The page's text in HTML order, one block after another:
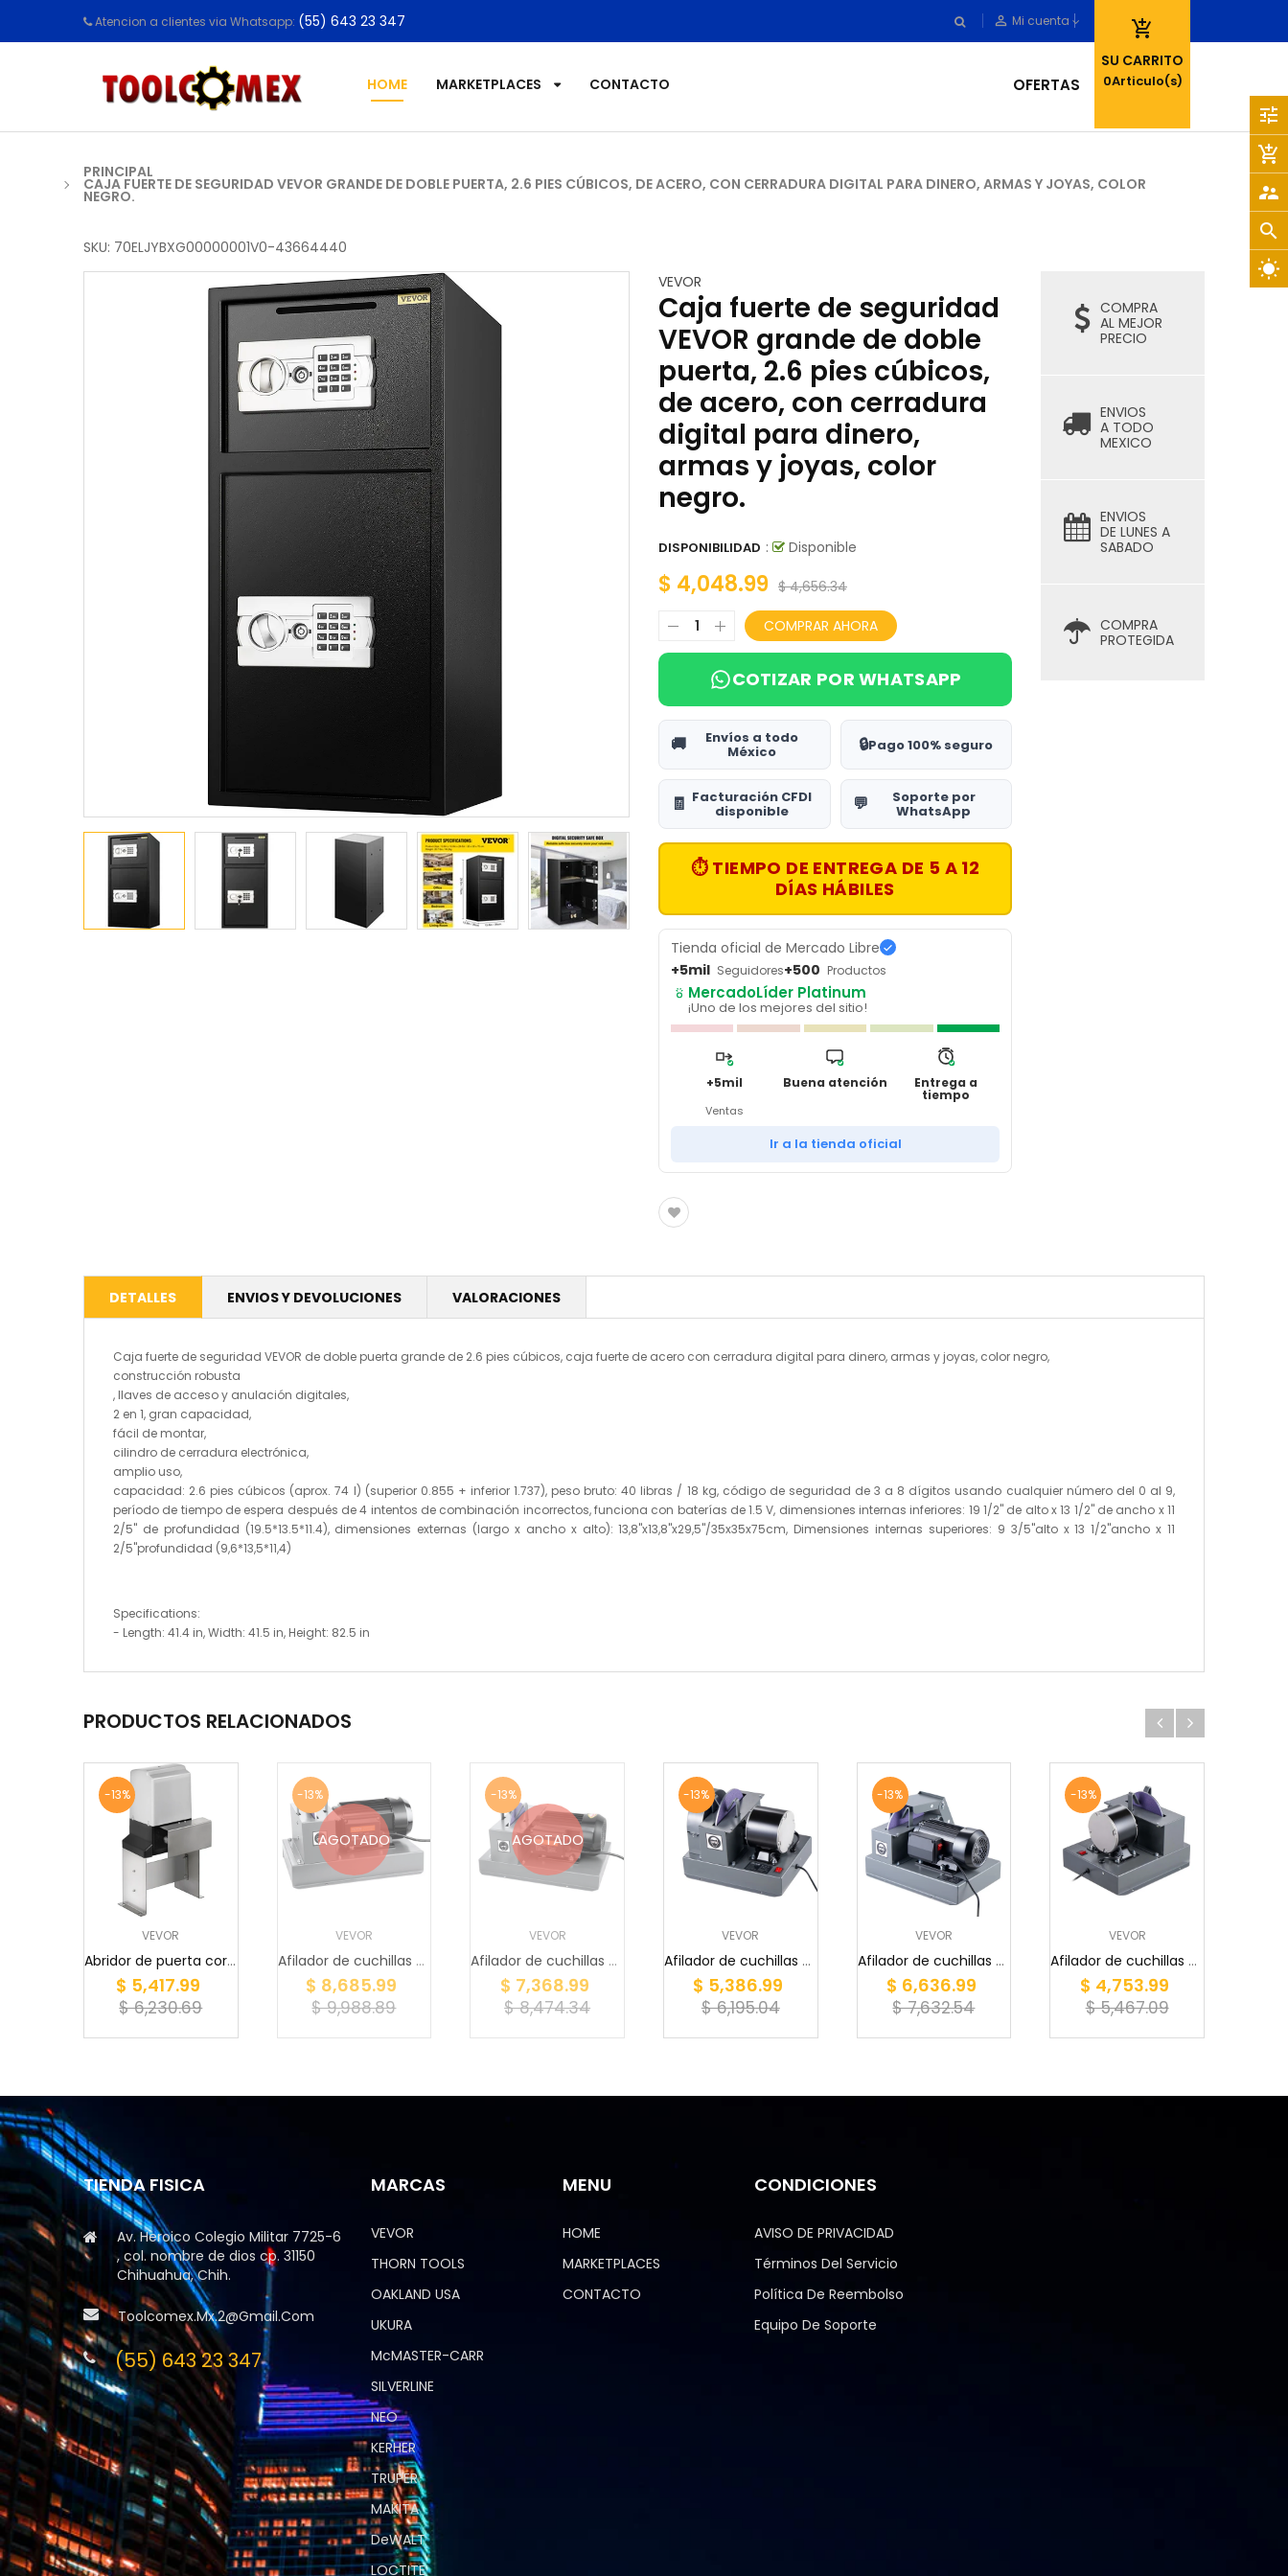
Atencion a clientes via Whatsapp: (55) 643 23 347 person_outline Mi cuenta
HOME MARKETPLACES CONTACTO

SU CARRITO
0Articulo(s)
OFERTAS
PRINCIPAL
CAJA FUERTE DE SEGURIDAD VEVOR GRANDE DE DOBLE PUERTA, 2.6 PIES CÚBICOS, DE ACERO, CON CERRADURA DIGITAL PARA DINERO, ARMAS Y JOYAS, COLOR
NEGRO.
SKU: 70ELJYBXG00000001V0-43664440
VEVOR
Caja fuerte de seguridad
VEVOR grande de doble
puerta, 2.6 pies cúbicos,
de acero, con cerradura
digital para dinero,
armas y joyas, color
negro.
DISPONIBILIDAD : Disponible
$ 4,048.99 $ 4,656.34
COMPRAR AHORA
COTIZAR POR WHATSAPP
🚚 Envíos a todo
México 🔒Pago 100% seguro
🧾 Facturación CFDI
disponible 💬 Soporte por
WhatsApp
⏱ TIEMPO DE ENTREGA DE 5 A 12
DÍAS HÁBILES
Tienda oficial de Mercado Libre
+5mil Seguidores+500 Productos
MercadoLíder Platinum
¡Uno de los mejores del sitio!
+5mil
Ventas
Buena atención Entrega a
tiempo
Ir a la tienda oficial
COMPRA
AL MEJOR
PRECIO
ENVIOS
A TODO
MEXICO
ENVIOS
DE LUNES A
SABADO
COMPRA
PROTEGIDA
DETALLES ENVIOS Y DEVOLUCIONES VALORACIONES
Caja fuerte de seguridad VEVOR de doble puerta grande de 2.6 pies cúbicos, caja fuerte de acero con cerradura digital para dinero, armas y joyas, color negro,
construcción robusta
, llaves de acceso y anulación digitales,
2 en 1, gran capacidad,
fácil de montar,
cilindro de cerradura electrónica,
amplio uso,
capacidad: 2.6 pies cúbicos (aprox. 74 l) (superior 0.855 + inferior 1.737), peso bruto: 40 libras / 18 kg, código de seguridad de 3 a 8 dígitos usando cualquier número del 0 al 9,
período de tiempo de espera después de 4 intentos de combinación incorrectos, funciona con baterías de 1.5 V, dimensiones internas inferiores: 19 1/2" de alto x 13 1/2" de ancho x 11
2/5" de profundidad (19.5*13.5*11.4), dimensiones externas (largo x ancho x alto): 13,8"x13,8"x29,5"/35x35x75cm, Dimensiones internas superiores: 9 3/5"alto x 13 1/2"ancho x 11
2/5"profundidad (9,6*13,5*11,4)
Specifications:
- Length: 41.4 in, Width: 41.5 in, Height: 82.5 in
PRODUCTOS RELACIONADOS
-13%
VEVOR
Abridor de puerta corrediza VEVOR, AC1400 3100L...
$ 5,417.99
$ 6,230.69
AGOTADO
-13%
VEVOR
Afilador de cuchillas para cortacésped VEVOR, a...
$ 8,685.99
$ 9,988.89
AGOTADO
-13%
VEVOR
Afilador de cuchillas para cortacésped VEVOR, a...
$ 7,368.99
$ 8,474.34
-13%
VEVOR
Afilador de cuchillas para cortacésped VEVOR, a...
$ 5,386.99
$ 6,195.04
-13%
VEVOR
Afilador de cuchillas para cortacésped VEVOR, r...
$ 6,636.99
$ 7,632.54
-13%
VEVOR
Afilador de cuchillas para cortacésped VEVOR, r...
$ 4,753.99
$ 5,467.09
TIENDA FISICA
Av. Heroico Colegio Militar 7725-6
, col. nombre de dios cp. 31150
Chihuahua, Chih.
Toolcomex.mx.2@gmail.com
(55) 643 23 347
MARCAS
VEVOR
THORN TOOLS
OAKLAND USA
UKURA
McMASTER-CARR
SILVERLINE
NEO
KERHER
TRUPER
MAKITA
DeWALT
LOCTITE
MENU
HOME
MARKETPLACES
CONTACTO
CONDICIONES
AVISO DE PRIVACIDAD
Términos Del Servicio
Política De Reembolso
Equipo De Soporte
tune
add_shopping_cart
supervisor_account
search
wb_sunny
MAQUINA DE PALOMITAS
MAQUINAS DE ALGODON
OTROS DE RESTAURANT
OTROS SISTEMAS HIDRAULICOS
PORTA POWERS HIDRAULICOS
PUERTAS Y VENTANAS
RAMPAS Y PROTECTORES DE CABLES
SECADORES DE MANOS
SEGURIDAD E HIGIENE
SELLADORAS DE BOLSAS
SIERRAS ELECTRICAS
SOLDADORAS
TANQUE DE COMBUSTIBLE BOMBA MANUAL
TANQUES DE AIRE
TANQUES DE DIÉSEL CON BOMBA ELECTRICA VEVOR
TANQUES DE DRENADO ACEITE